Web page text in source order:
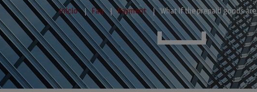
Inicio Faq Payment What if the prepaid goods